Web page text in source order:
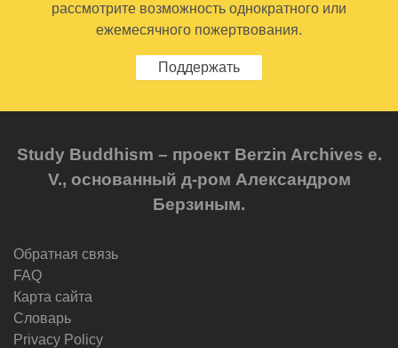
рассмотрите возможность однократного или
ежемесячного пожертвования.
Поддержать
Study Buddhism – проект Berzin Archives e.
V., основанный д-ром Александром
Берзиным.
Обратная связь
FAQ
Карта сайта
Словарь
Privacy Policy